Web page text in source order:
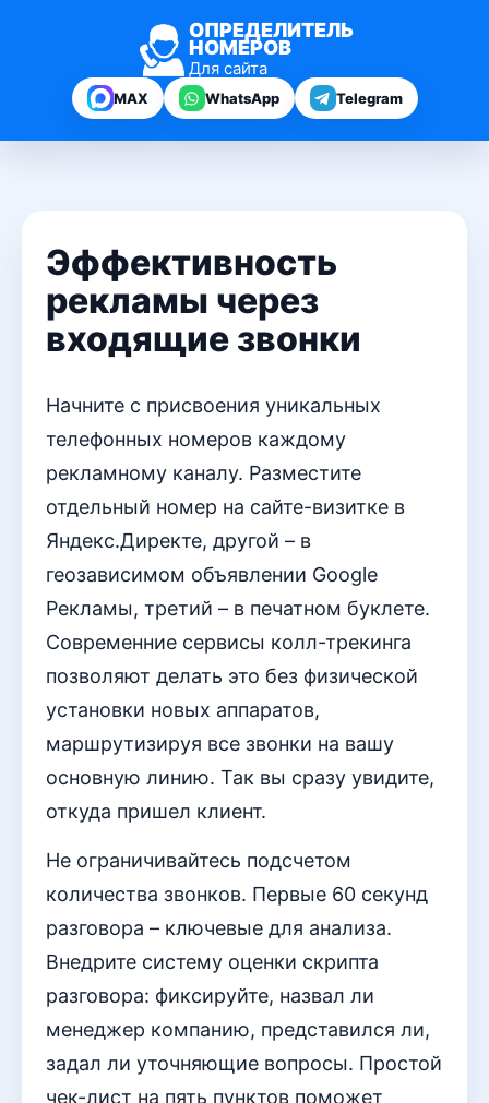
ОПРЕДЕЛИТЕЛЬ
НОМЕРОВ
Для сайта
MAX WhatsApp Telegram
Эффективность
рекламы через
входящие звонки
Начните с присвоения уникальных
телефонных номеров каждому
рекламному каналу. Разместите
отдельный номер на сайте-визитке в
Яндекс.Директе, другой – в
геозависимом объявлении Google
Рекламы, третий – в печатном буклете.
Современние сервисы колл-трекинга
позволяют делать это без физической
установки новых аппаратов,
маршрутизируя все звонки на вашу
основную линию. Так вы сразу увидите,
откуда пришел клиент.
Не ограничивайтесь подсчетом
количества звонков. Первые 60 секунд
разговора – ключевые для анализа.
Внедрите систему оценки скрипта
разговора: фиксируйте, назвал ли
менеджер компанию, представился ли,
задал ли уточняющие вопросы. Простой
чек-лист на пять пунктов поможет